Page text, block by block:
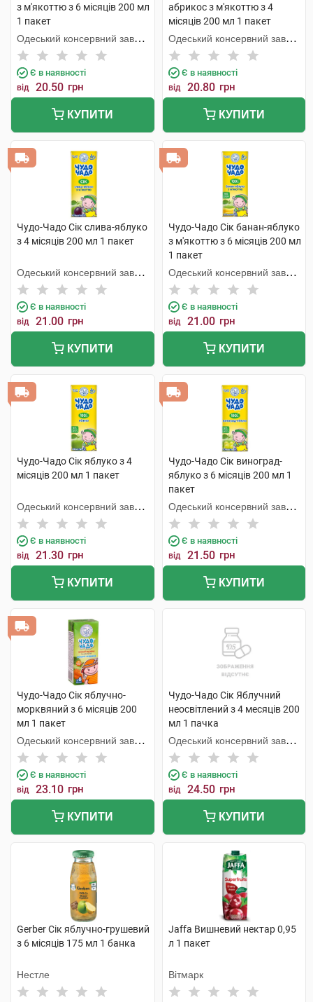
з м'якоттю з 6 місяців 200 мл
1 пакет
Одеський консервний завод
дитячого харчування
Є в наявності
від 20.50 грн
КУПИТИ
абрикос з м'якоттю з 4
місяців 200 мл 1 пакет
Одеський консервний завод
дитячого харчування
Є в наявності
від 20.80 грн
КУПИТИ
Чудо-Чадо Сік слива-яблуко
з 4 місяців 200 мл 1 пакет
Одеський консервний завод
дитячого харчування
Є в наявності
від 21.00 грн
КУПИТИ
Чудо-Чадо Сік банан-яблуко
з м'якоттю з 6 місяців 200 мл
1 пакет
Одеський консервний завод
дитячого харчування
Є в наявності
від 21.00 грн
КУПИТИ
Чудо-Чадо Сік яблуко з 4
місяців 200 мл 1 пакет
Одеський консервний завод
дитячого харчування
Є в наявності
від 21.30 грн
КУПИТИ
Чудо-Чадо Сік виноград-
яблуко з 6 місяців 200 мл 1
пакет
Одеський консервний завод
дитячого харчування
Є в наявності
від 21.50 грн
КУПИТИ
Чудо-Чадо Сік яблучно-
морквяний з 6 місяців 200
мл 1 пакет
Одеський консервний завод
дитячого харчування
Є в наявності
від 23.10 грн
КУПИТИ
Чудо-Чадо Сік Яблучний
неосвітлений з 4 месяців 200
мл 1 пачка
Одеський консервний завод
дитячого харчування
Є в наявності
від 24.50 грн
КУПИТИ
Gerber Сік яблучно-грушевий
з 6 місяців 175 мл 1 банка
Нестле
Jaffa Вишневий нектар 0,95
л 1 пакет
Вітмарк